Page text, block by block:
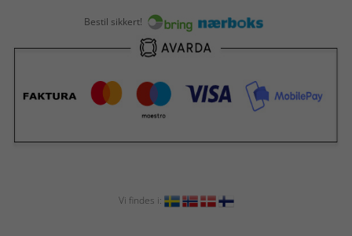
Bestil sikkert!
Vi findes i: